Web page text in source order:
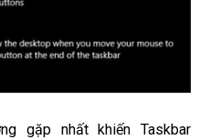
gặp nhất khiến Taskbar